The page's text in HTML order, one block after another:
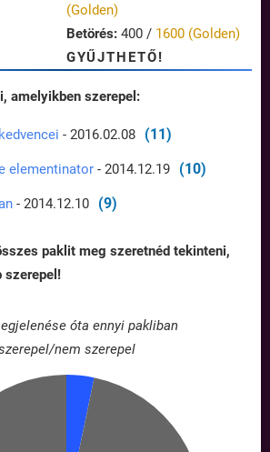
(Golden)
Betörés: 400 / 1600 (Golden)
GYŰJTHETŐ!
amelyikben szerepel:
- 2016.02.08 (11)
elementinator - 2014.12.19 (10)
- 2014.12.10 (9)
paklit meg szeretnéd tekinteni,
szerepel!
óta ennyi pakliban
nem szerepel